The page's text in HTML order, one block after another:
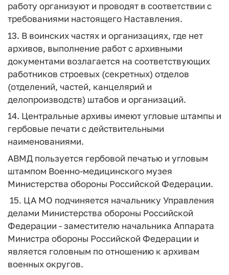
работу организуют и проводят в соответствии с
требованиями настоящего Наставления.
13. В воинских частях и организациях, где нет
архивов, выполнение работ с архивными
документами возлагается на соответствующих
работников строевых (секретных) отделов
(отделений, частей, канцелярий и
делопроизводств) штабов и организаций.
14. Центральные архивы имеют угловые штампы и
гербовые печати с действительными
наименованиями.
АВМД пользуется гербовой печатью и угловым
штампом Военно-медицинского музея
Министерства обороны Российской Федерации.
15. ЦА МО подчиняется начальнику Управления
делами Министерства обороны Российской
Федерации - заместителю начальника Аппарата
Министра обороны Российской Федерации и
является головным по отношению к архивам
военных округов.